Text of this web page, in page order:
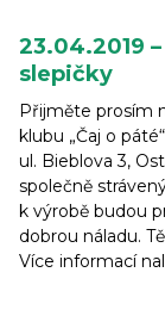
23.04.2019
slepičky
Přijměte prosím
klubu „Čaj o
ul. Bieblova 3,
společně
k výrobě budou
dobrou náladu.
Více informací